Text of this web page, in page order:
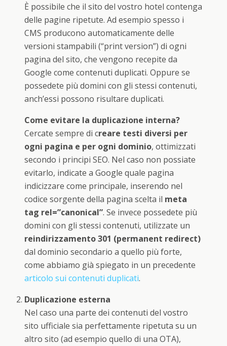
È possibile che il sito del vostro hotel contenga
delle pagine ripetute. Ad esempio spesso i
CMS producono automaticamente delle
versioni stampabili (“print version”) di ogni
pagina del sito, che vengono recepite da
Google come contenuti duplicati. Oppure se
possedete più domini con gli stessi contenuti,
anch’essi possono risultare duplicati.
Come evitare la duplicazione interna?
Cercate sempre di creare testi diversi per
ogni pagina e per ogni dominio, ottimizzati
secondo i principi SEO. Nel caso non possiate
evitarlo, indicate a Google quale pagina
indicizzare come principale, inserendo nel
codice sorgente della pagina scelta il meta
tag rel=”canonical”. Se invece possedete più
domini con gli stessi contenuti, utilizzate un
reindirizzamento 301 (permanent redirect)
dal dominio secondario a quello più forte,
come abbiamo già spiegato in un precedente
articolo sui contenuti duplicati.
Duplicazione esterna
Nel caso una parte dei contenuti del vostro
sito ufficiale sia perfettamente ripetuta su un
altro sito (ad esempio quello di una OTA),